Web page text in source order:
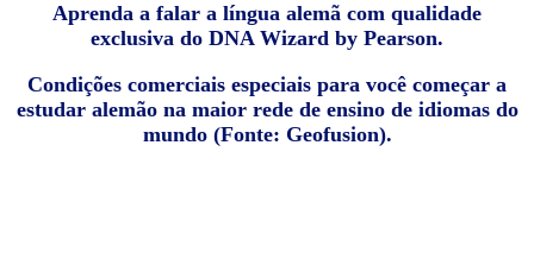
Aprenda a falar a língua alemã com qualidade
exclusiva do DNA Wizard by Pearson.
Condições comerciais especiais para você começar a
estudar alemão na maior rede de ensino de idiomas do
mundo (Fonte: Geofusion).